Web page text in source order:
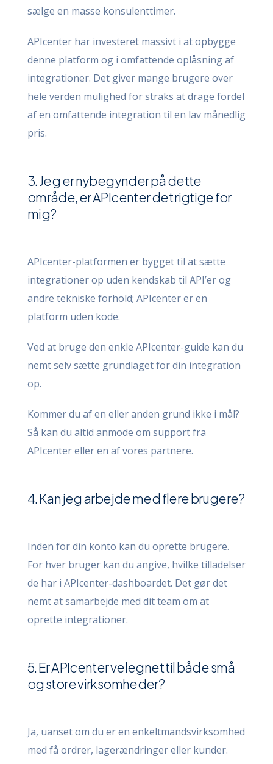
sælge en masse konsulenttimer.
APIcenter har investeret massivt i at opbygge
denne platform og i omfattende oplåsning af
integrationer. Det giver mange brugere over
hele verden mulighed for straks at drage fordel
af en omfattende integration til en lav månedlig
pris.
3. Jeg er nybegynder på dette
område, er APIcenter det rigtige for
mig?
APIcenter-platformen er bygget til at sætte
integrationer op uden kendskab til API’er og
andre tekniske forhold; APIcenter er en
platform uden kode.
Ved at bruge den enkle APIcenter-guide kan du
nemt selv sætte grundlaget for din integration
op.
Kommer du af en eller anden grund ikke i mål?
Så kan du altid anmode om support fra
APIcenter eller en af vores partnere.
4. Kan jeg arbejde med flere brugere?
Inden for din konto kan du oprette brugere.
For hver bruger kan du angive, hvilke tilladelser
de har i APIcenter-dashboardet. Det gør det
nemt at samarbejde med dit team om at
oprette integrationer.
5. Er APIcenter velegnet til både små
og store virksomheder?
Ja, uanset om du er en enkeltmandsvirksomhed
med få ordrer, lagerændringer eller kunder.